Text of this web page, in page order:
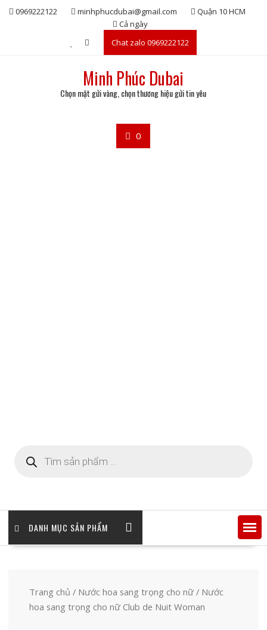
Skip0969222122 minhphucdubai@gmail.com
Quận 10 HCM
Cả ngày
Chat zalo 0969222122
Minh Phúc Dubai
Chọn mặt gửi vàng, chọn thương hiệu gửi tin yêu
0
kiếm
sản
DANH MỤC SẢN PHẨM
Trang chủ / Nước hoa sang trọng cho nữ/ Nước
hoa sang trọng cho nữ Club de Nuit Woman